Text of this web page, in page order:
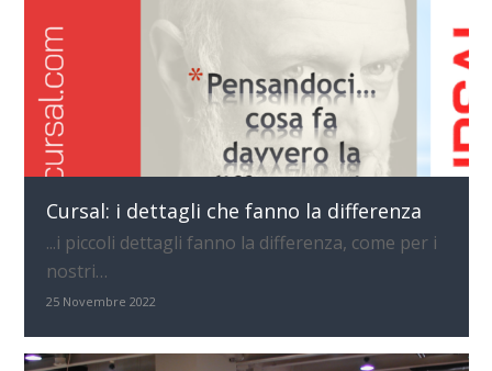
Cursal: i dettagli che fanno la differenza
...i piccoli dettagli fanno la differenza, come per i
nostri…
25 Novembre 2022